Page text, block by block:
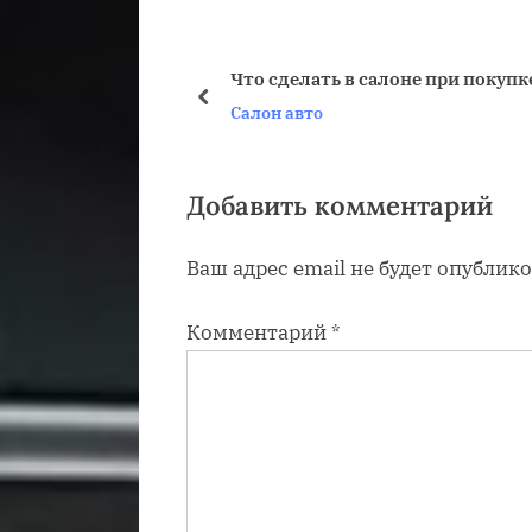
щ
з
п
с
Что сделать в салоне при
Салон авто
пред
Добавить комментарий
Ваш адрес email не будет
Комментарий*